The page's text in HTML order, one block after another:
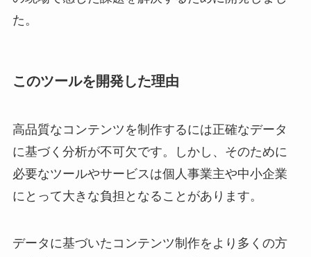
た。
このツールを開発した理由
高品質なコンテンツを制作するには正確なデータ
に基づく分析が不可欠です。しかし、そのために
必要なツールやサービスは個人事業主や中小企業
にとって大きな負担となることがあります。
データに基づいたコンテンツ制作をより多くの方